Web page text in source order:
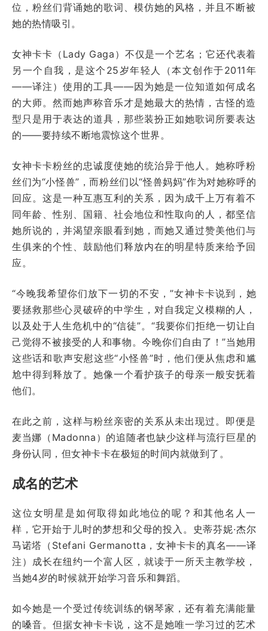
位，粉丝们背诵她的歌词、模仿她的风格，并且不断被
她的热情吸引。
女神卡卡（Lady Gaga）不仅是一个艺名；它还代表着
另一个自我，是这个25岁年轻人（本文创作于2011年
——译注）使用的工具——因为她是一位知道如何成名
的大师。然而她声称音乐才是她最大的热情，古怪的造
型只是用于表达的道具，那些装扮正如她歌词所要表达
的——要持续不断地震惊这个世界。
女神卡卡粉丝的忠诚度使她的统治异于他人。她称呼粉
丝们为“小怪兽”，而粉丝们以“怪兽妈妈”作为对她称呼的
回应。这是一种互惠互利的关系，因为成千上万有着不
同年龄、性别、国籍、社会地位和性取向的人，都坚信
她所说的，并渴望亲眼看到她，而她又通过赞美他们与
生俱来的个性、鼓励他们释放内在的明星特质来给予回
应。
“今晚我希望你们放下一切的不安，”女神卡卡说到，她
要拯救那些心灵破碎的中学生，对自我定义模糊的人，
以及处于人生危机中的“信徒”。“我要你们拒绝一切让自
己觉得不被接受的人和事物。今晚你们自由了！”当她用
这些话和歌声安慰这些“小怪兽”时，他们便从焦虑和尴
尬中得到释放了。她像一个看护孩子的母亲一般安抚着
他们。
在此之前，这样与粉丝亲密的关系从未出现过。即便是
麦当娜（Madonna）的追随者也缺少这样与流行巨星的
身份认同，但女神卡卡在极短的时间内就做到了。
成名的艺术
这位女明星是如何取得如此地位的呢？和其他名人一
样，它开始于儿时的梦想和父母的投入。史蒂芬妮·杰尔
马诺塔（Stefani Germanotta，女神卡卡的真名——译
注）成长在纽约一个富人区，就读于一所天主教学校，
当她4岁的时候就开始学习音乐和舞蹈。
如今她是一个受过传统训练的钢琴家，还有着充满能量
的嗓音。但据女神卡卡说，这不是她唯一学习过的艺术